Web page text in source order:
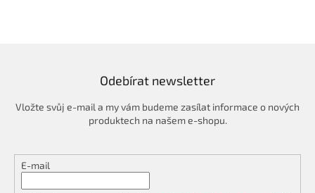
Odebírat newsletter
Vložte svůj e-mail a my vám budeme zasílat informace o nových
produktech na našem e-shopu.
E-mail